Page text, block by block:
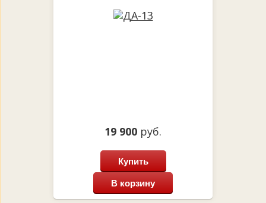
19 900 руб.
Купить
В корзину